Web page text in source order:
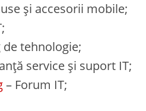
și accesorii mobile;
de tehnologie;
service și suport IT;
– Forum IT;